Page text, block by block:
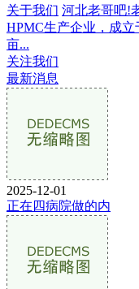
关于我们 河北老哥吧!
HPMC生产企业，成立
亩...
关注我们
最新消息
2025-12-01
正在四病院做的内